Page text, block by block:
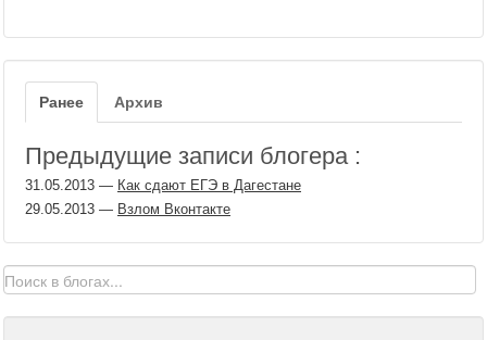
Ранее Архив
Предыдущие записи блогера :
31.05.2013 — Как сдают ЕГЭ в Дагестане
29.05.2013 — Взлом Вконтакте